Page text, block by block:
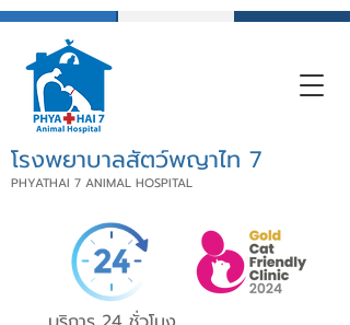
โรงพยาบาลสัตว์พญาไท 7
PHYATHAI 7 ANIMAL HOSPITAL